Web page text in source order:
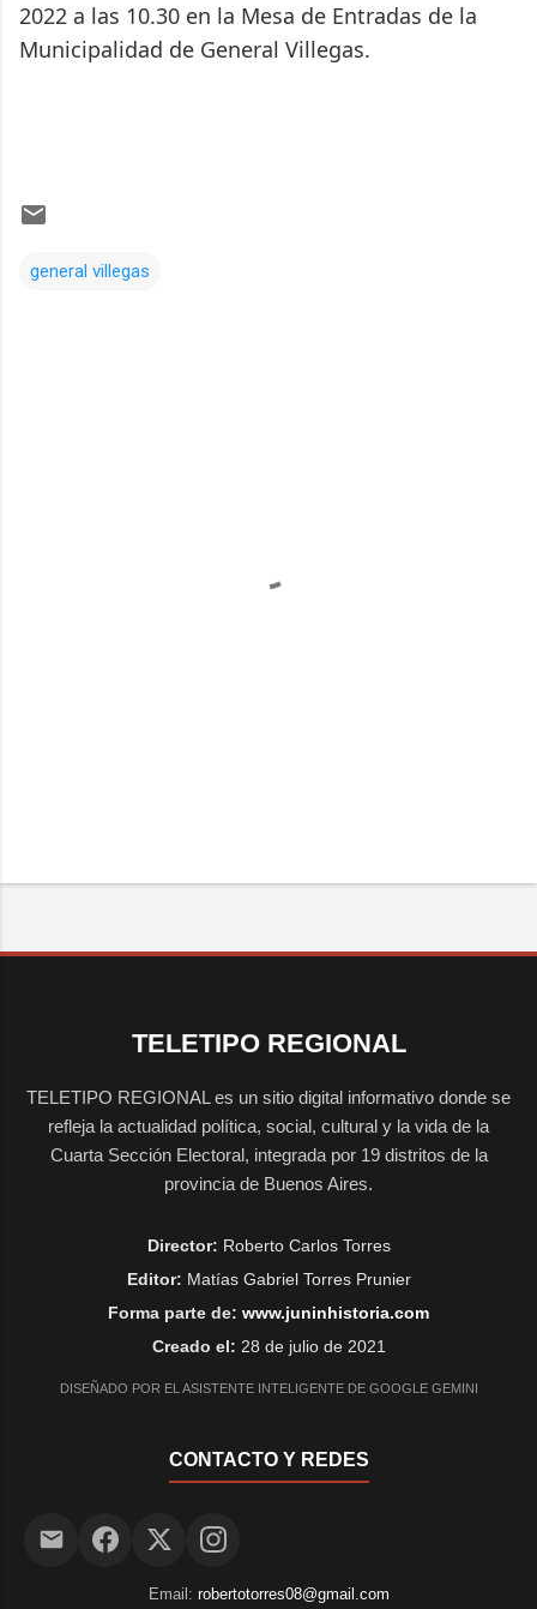
2022 a las 10.30 en la Mesa de Entradas de la
Municipalidad de General Villegas.
general villegas
TELETIPO REGIONAL
TELETIPO REGIONAL es un sitio digital informativo donde se
refleja la actualidad política, social, cultural y la vida de la
Cuarta Sección Electoral, integrada por 19 distritos de la
provincia de Buenos Aires.
Director: Roberto Carlos Torres
Editor: Matías Gabriel Torres Prunier
Forma parte de: www.juninhistoria.com
Creado el: 28 de julio de 2021
DISEÑADO POR EL ASISTENTE INTELIGENTE DE GOOGLE GEMINI
CONTACTO Y REDES
Email: robertotorres08@gmail.com